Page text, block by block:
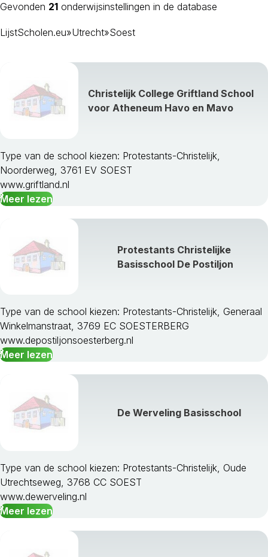
Amersfoort
Baarn
Bunnik
De Ronde Venen
Eemnes
Leusden
Lopik
Montfoort
Nieuwegein
Oudewater
Soest
Stichtse Vecht
Veenendaal
Vianen
Wijk Bij Duurstede
Woerden
Woudenberg
Gevonden 21 onderwijsinstellingen in de database
LijstScholen.eu»Utrecht»Soest
Christelijk College Griftland School
voor Atheneum Havo en Mavo
Type van de school kiezen: Protestants-Christelijk,
Noorderweg, 3761 EV SOEST
www.griftland.nl
Meer lezen
Protestants Christelijke
Basisschool De Postiljon
Type van de school kiezen: Protestants-Christelijk, Generaal
Winkelmanstraat, 3769 EC SOESTERBERG
www.depostiljonsoesterberg.nl
Meer lezen
De Werveling Basisschool
Type van de school kiezen: Protestants-Christelijk, Oude
Utrechtseweg, 3768 CC SOEST
www.dewerveling.nl
Meer lezen